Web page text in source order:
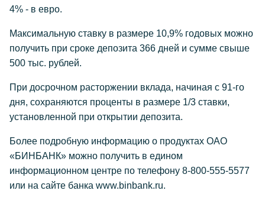
4% - в евро.
Максимальную ставку в размере 10,9% годовых можно
получить при сроке депозита 366 дней и сумме свыше
500 тыс. рублей.
При досрочном расторжении вклада, начиная с 91-го
дня, сохраняются проценты в размере 1/3 ставки,
установленной при открытии депозита.
Более подробную информацию о продуктах ОАО
«БИНБАНК» можно получить в едином
информационном центре по телефону 8-800-555-5577
или на сайте банка www.binbank.ru.